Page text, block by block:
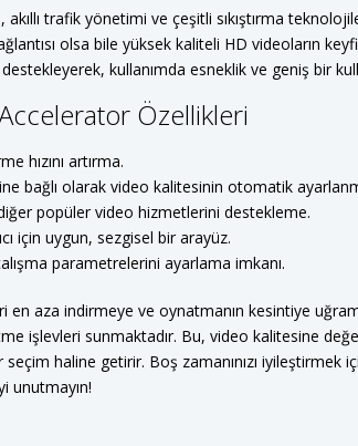
trafik yönetimi ve çeşitli sıkıştırma
olsa bile yüksek kaliteli HD videoların
kullanımda esneklik ve geniş bir
Özellikleri
hızını artırma.
bağlı olarak video kalitesinin otomatik
popüler video hizmetlerini destekleme.
için uygun, sezgisel bir arayüz.
parametrelerini ayarlama imkanı.
en aza indirmeye ve oynatmanın kesintiye
işlevleri sunmaktadır. Bu, video kalitesine
seçim haline getirir. Boş zamanınızı iyileştirmek
unutmayın!